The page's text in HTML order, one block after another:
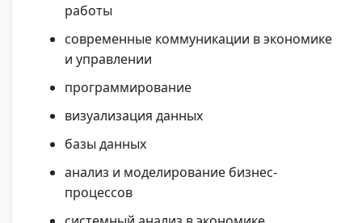
работы
современные коммуникации в экономике
и управлении
программирование
визуализация данных
базы данных
анализ и моделирование бизнес-
процессов